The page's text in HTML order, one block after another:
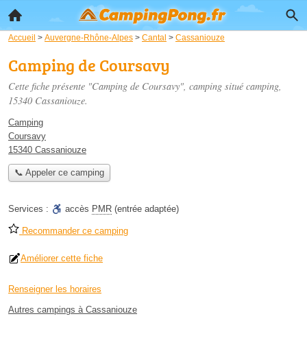
Accueil > Auvergne-Rhône-Alpes > Cantal > Cassaniouze
Camping de Coursavy
Cette fiche présente "Camping de Coursavy", camping situé camping,
15340 Cassaniouze.
Camping
Coursavy
15340 Cassaniouze
📞 Appeler ce camping
Services : accès PMR (entrée adaptée)
Recommander ce camping
Améliorer cette fiche
Renseigner les horaires
Autres campings à Cassaniouze